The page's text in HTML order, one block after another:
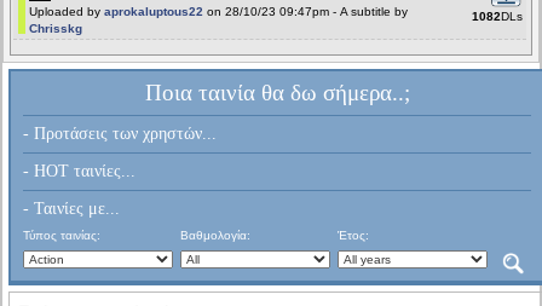
Uploaded by aprokaluptous22 on 28/10/23 09:47pm - A subtitle by
Chrisskg
1082DLs
Ποια ταινία θα δω σήμερα..;
- Προτάσεις των χρηστών...
- HOT ταινίες...
- Ταινίες με...
Τύπος ταινίας: Βαθμολογία: Έτος: